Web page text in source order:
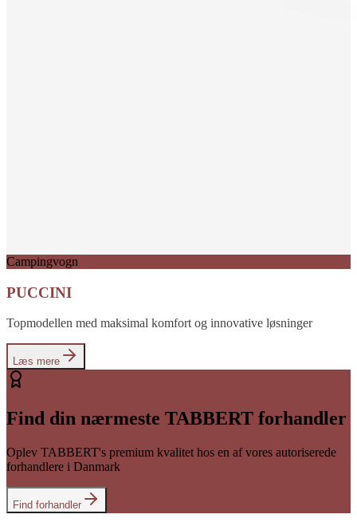
Campingvogn
PUCCINI
Topmodellen med maksimal komfort og innovative løsninger
Læs mere
Find din nærmeste TABBERT forhandler
Oplev TABBERT's premium kvalitet hos en af vores autoriserede
forhandlere i Danmark
Find forhandler